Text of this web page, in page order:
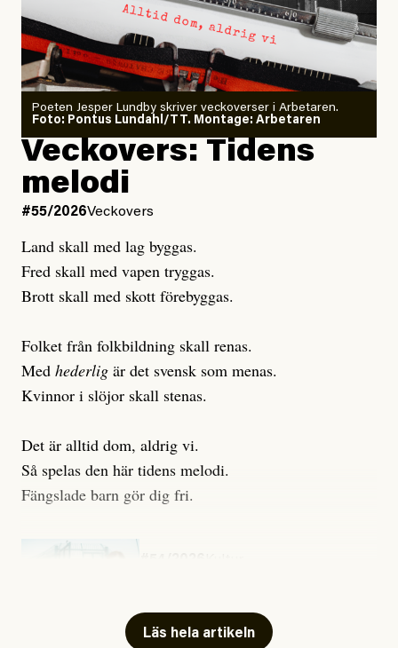
Sensationalism när ETC
granskar vänstern
Publicerad6 August, 2026
Uppdaterad7 August, 2026
minska
Joel Kellgren
Publicerad3 August, 2026
Uppdaterad3 August, 2026
Poeten Jesper Lundby skriver veckoverser i Arbetaren.
Foto: Pontus Lundahl/TT. Montage: Arbetaren
Veckovers: Tidens
melodi
#55/2026Veckovers
Land skall med lag byggas.
Fred skall med vapen tryggas.
Brott skall med skott förebyggas.
Folket från folkbildning skall renas.
Med hederlig är det svensk som menas.
Kvinnor i slöjor skall stenas.
Det är alltid dom, aldrig vi.
Så spelas den här tidens melodi.
Fängslade barn gör dig fri.
Läs hela artikeln